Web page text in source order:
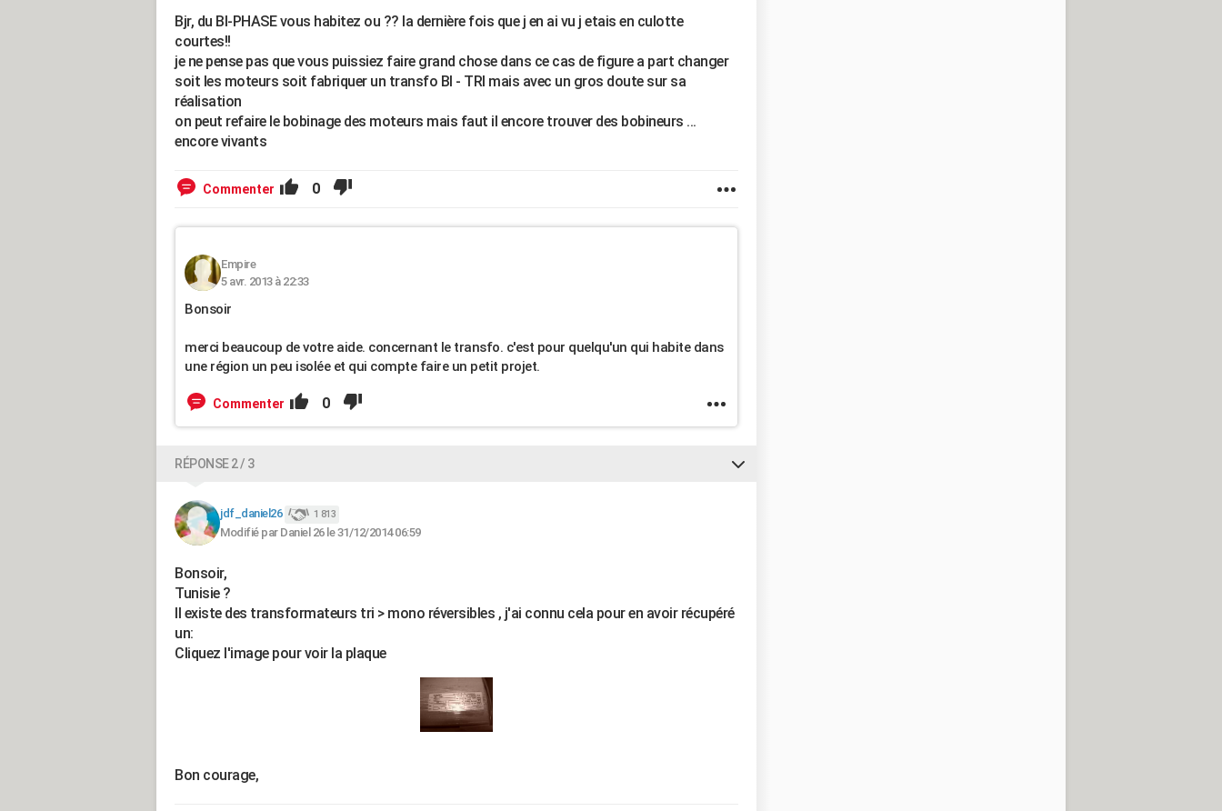
Bjr, du BI-PHASE vous habitez ou ?? la dernière fois que j en ai vu j etais en culotte
courtes!!
je ne pense pas que vous puissiez faire grand chose dans ce cas de figure a part changer
soit les moteurs soit fabriquer un transfo BI - TRI mais avec un gros doute sur sa
réalisation
on peut refaire le bobinage des moteurs mais faut il encore trouver des bobineurs ...
encore vivants
Commenter 0
Empire
5 avr. 2013 à 22:33
Bonsoir
merci beaucoup de votre aide. concernant le transfo. c'est pour quelqu'un qui habite dans
une région un peu isolée et qui compte faire un petit projet.
Commenter 0
RÉPONSE 2 / 3
jdf_daniel26 1 813
Modifié par Daniel 26 le 31/12/2014 06:59
Bonsoir,
Tunisie ?
Il existe des transformateurs tri > mono réversibles , j'ai connu cela pour en avoir récupéré
un:
Cliquez l'image pour voir la plaque
Bon courage,